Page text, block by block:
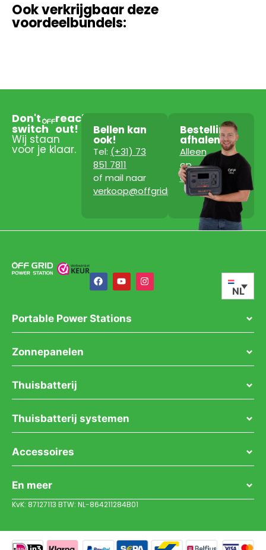
Ook verkrijgbaar deze
voordeelbundels:
Don't
switch
reach
out!
Wij staan
voor je klaar.
Bellen kan
ook!
Tel: (+31) 73
851 7811
of mail naar
verkoop@offgridpowerstation.com
Bestelling
afhalen?
Alleen
op
afspraak!
NL
Portable Power Stations
Zonnepanelen
Thuisbatterij
Thuisbatterij systemen
Accessoires
En meer
KvK: 87127113 BTW: NL-864211284B01